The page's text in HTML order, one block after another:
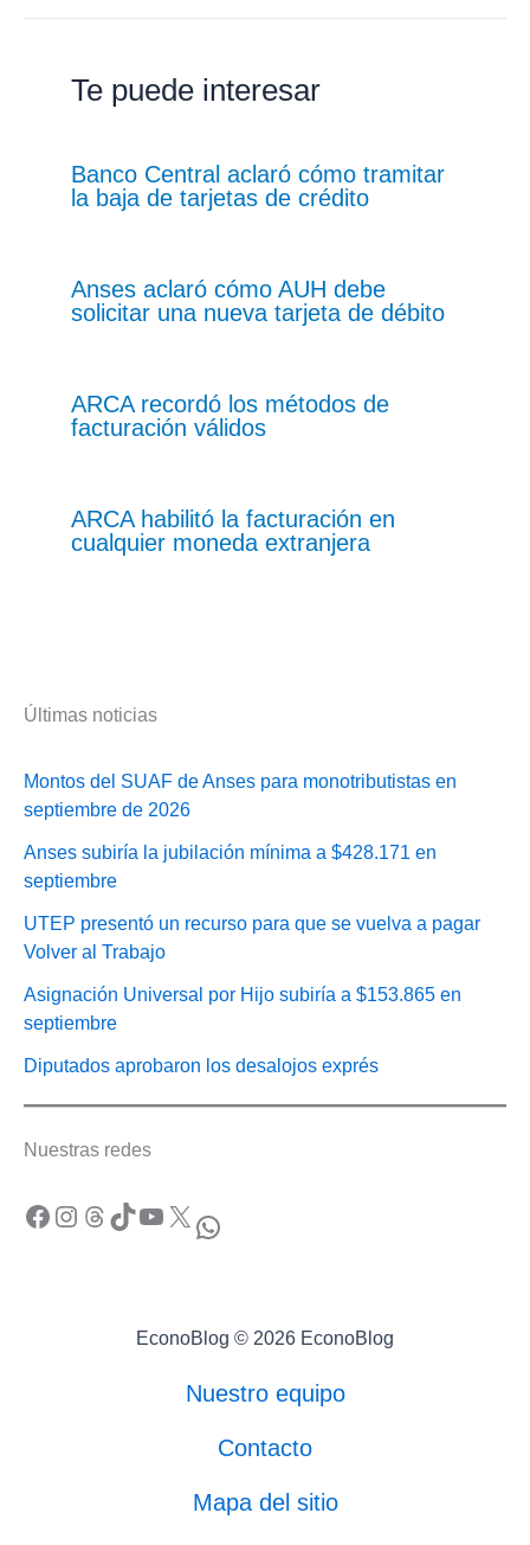
Te puede interesar
Banco Central aclaró cómo tramitar
la baja de tarjetas de crédito
Anses aclaró cómo AUH debe
solicitar una nueva tarjeta de débito
ARCA recordó los métodos de
facturación válidos
ARCA habilitó la facturación en
cualquier moneda extranjera
Últimas noticias
Montos del SUAF de Anses para monotributistas en
septiembre de 2026
Anses subiría la jubilación mínima a $428.171 en
septiembre
UTEP presentó un recurso para que se vuelva a pagar
Volver al Trabajo
Asignación Universal por Hijo subiría a $153.865 en
septiembre
Diputados aprobaron los desalojos exprés
Nuestras redes
Facebook Instagram Threads TikTok YouTube X WhatsApp
EconoBlog © 2026 EconoBlog
Nuestro equipo
Contacto
Mapa del sitio